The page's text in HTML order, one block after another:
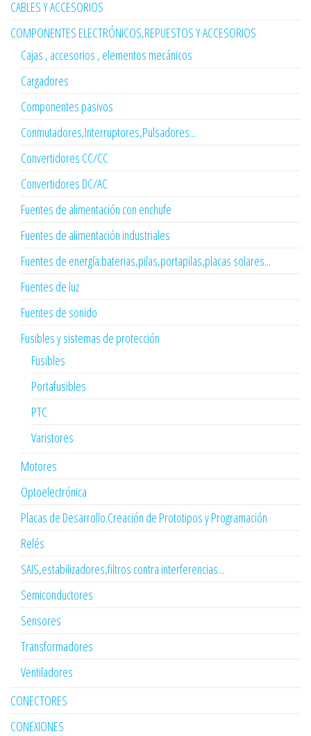
CABLES Y ACCESORIOS
COMPONENTES ELECTRÓNICOS,REPUESTOS Y ACCESORIOS
Cajas , accesorios , elementos mecánicos
Cargadores
Componentes pasivos
Conmutadores,Interruptores,Pulsadores...
Convertidores CC/CC
Convertidores DC/AC
Fuentes de alimentación con enchufe
Fuentes de alimentación industriales
Fuentes de energía:baterias,pilas,portapilas,placas solares...
Fuentes de luz
Fuentes de sonido
Fusibles y sistemas de protección
Fusibles
Portafusibles
PTC
Varistores
Motores
Optoelectrónica
Placas de Desarrollo.Creación de Prototipos y Programación
Relés
SAIS,estabilizadores,filtros contra interferencias...
Semiconductores
Sensores
Transformadores
Ventiladores
CONECTORES
CONEXIONES